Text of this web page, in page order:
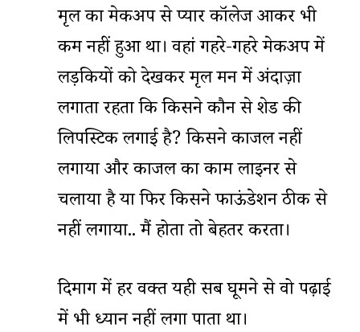
मृदुल का मेकअप से प्यार कॉलेज आकर भी
कम नहीं हुआ था। वहां गहरे-गहरे मेकअप में
लड़कियों को देखकर मृदुल मन में अंदाज़ा
लगाता रहता कि किसने कौन से शेड की
लिपस्टिक लगाई है? किसने काजल नहीं
लगाया और काजल का काम लाइनर से
चलाया है या फिर किसने फाऊंडेशन ठीक से
नहीं लगाया.. मैं होता तो बेहतर करता।
दिमाग में हर वक्त यही सब घूमने से वो पढ़ाई
में भी ध्यान नहीं लगा पाता था।